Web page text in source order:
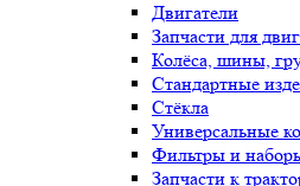
Двигатели
Запчасти для
Колёса, шины,
Стандартные
Стёкла
Универсальные
Фильтры и
Запчасти к